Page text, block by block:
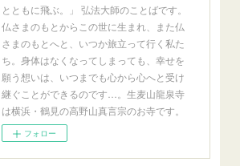
とともに飛ぶ。」 弘法大師のことばです。
仏さまのもとからこの世に生まれ、また仏
さまのもとへと、いつか旅立って行く私た
ち。身体はなくなってしまっても、幸せを
願う想いは、いつまでも心から心へと受け
継ぐことができるのです…。生麦山龍泉寺
は横浜・鶴見の高野山真言宗のお寺です。
フォロー